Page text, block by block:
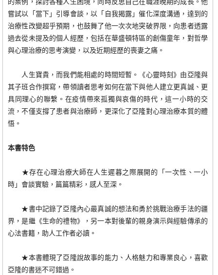
嘗試以「當下」引導會談，以「自我揭露」催化深度溝通，達到的
治療性改變超乎預期，也鼓舞了他一次次地突破界限，向患者透露
過去從未提及的個人經歷，包括在華盛頓特區的創傷童年，對哲學
與心理治療的思考演變，以及近期經歷的喪妻之痛。
人生寶貴，而我們能相處的時間短暫。《心靈時刻》由亞隆與
其子班合作撰寫，帶領讀者思考如何在當下與他人建立更真誠、更
具同理心的聯繫。在疫情帶來孤獨與哀傷的時代，這一小時的交
流，不僅支撐了患者與治療師，更深化了亞隆對心理治療本質的體
悟。
本書特色
★存在心理治療大師在人生遲暮之際展開的「一次性、一小
時」會談實驗，篇篇精彩，感人至深。
★書中記錄了亞隆內心最真誠的想法和勇於挑戰治療手法的疆
界，是繼《生命的禮物》，另一本對後輩的親身演示與經驗傳承的
心法書籍，助人工作者必讀。
★本書體現了亞隆說故事的能力、人格魅力和專業良心，喜歡
亞隆的書迷不可錯過。